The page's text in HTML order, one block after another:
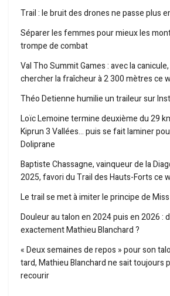
Trail : le bruit des drones ne passe plus
Séparer les femmes pour mieux les
trompe de combat
Val Tho Summit Games : avec la
chercher la fraîcheur à 2 300 mètres ce
Théo Detienne humilie un traileur sur
Loïc Lemoine termine deuxième du 29
Kiprun 3 Vallées… puis se fait laminer
Doliprane
Baptiste Chassagne, vainqueur de la
2025, favori du Trail des Hauts-Forts ce
Le trail se met à imiter le principe de
Douleur au talon en 2024 puis en 2026 :
exactement Mathieu Blanchard ?
« Deux semaines de repos » pour son
tard, Mathieu Blanchard ne sait toujours
recourir